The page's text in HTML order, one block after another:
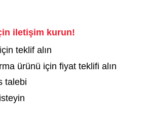
iletişim kurun!
teklif alın
ürünü için fiyat teklifi alın
talebi